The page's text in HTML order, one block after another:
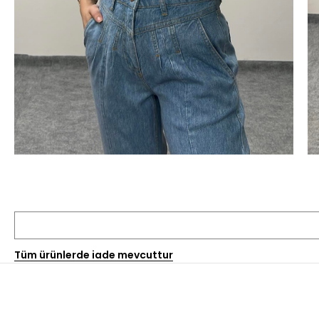
Tüm ürünlerde iade mevcuttur